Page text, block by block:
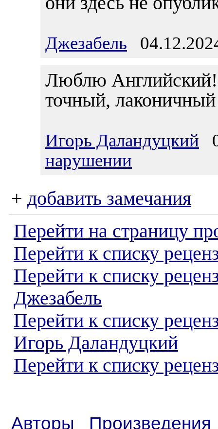
Джезабель
Люблю
точный,
Игорь Даландуцкий
нарушении
+ добавить замечания
Перейти на страницу
Перейти к списку
Перейти к списку
Джезабель
Перейти к списку
Игорь Даландуцкий
Перейти к списку
Авторы
Произведения